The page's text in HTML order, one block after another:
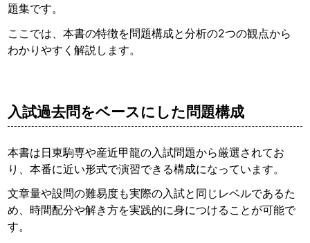
題集です。
ここでは、本書の特徴を問題構成と分析の2つの観点から
わかりやすく解説します。
入試過去問をベースにした問題構成
本書は日東駒専や産近甲龍の入試問題から厳選されてお
り、本番に近い形式で演習できる構成になっています。
文章量や設問の難易度も実際の入試と同じレベルであるた
め、時間配分や解き方を実践的に身につけることが可能で
す。